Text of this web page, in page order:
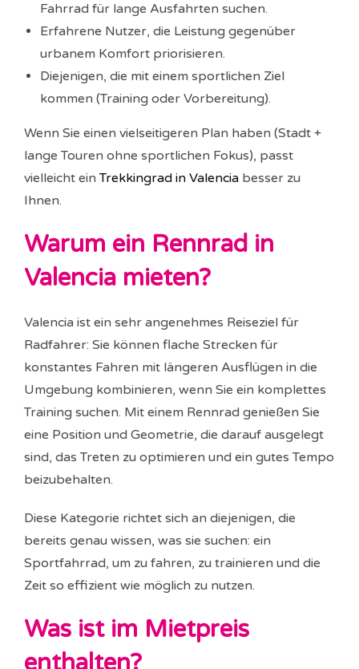
Fahrrad für lange Ausfahrten suchen.
Erfahrene Nutzer, die Leistung gegenüber
urbanem Komfort priorisieren.
Diejenigen, die mit einem sportlichen Ziel
kommen (Training oder Vorbereitung).
Wenn Sie einen vielseitigeren Plan haben (Stadt +
lange Touren ohne sportlichen Fokus), passt
vielleicht einTrekkingrad in Valencia besser zu
Ihnen.
Warum ein Rennrad in
Valencia mieten?
Valencia ist ein sehr angenehmes Reiseziel für
Radfahrer: Sie können flache Strecken für
konstantes Fahren mit längeren Ausflügen in die
Umgebung kombinieren, wenn Sie ein komplettes
Training suchen. Mit einem Rennrad genießen Sie
eine Position und Geometrie, die darauf ausgelegt
sind, das Treten zu optimieren und ein gutes Tempo
beizubehalten.
Diese Kategorie richtet sich an diejenigen, die
bereits genau wissen, was sie suchen: ein
Sportfahrrad, um zu fahren, zu trainieren und die
Zeit so effizient wie möglich zu nutzen.
Was ist im Mietpreis